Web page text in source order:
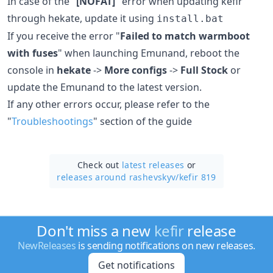
through hekate, update it using install.bat
If you receive the error "Failed to match warmboot
with fuses" when launching Emunand, reboot the
console in hekate-> More configs-> Full Stock or
update the Emunand to the latest version.
If any other errors occur, please refer to the
"Troubleshootings" section of the guide
Check out latest releases or
releases around rashevskyv/kefir 819
Don't miss a new kefirrelease
NewReleases is sending notifications on new releases.
Get notifications